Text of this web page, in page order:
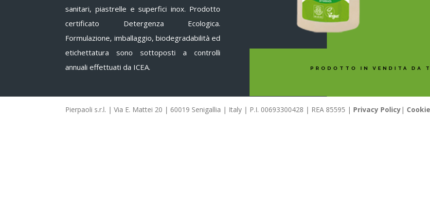
sanitari, piastrelle e superfici inox. Prodotto
certificato Detergenza Ecologica.
Formulazione, imballaggio, biodegradabilità ed
etichettatura sono sottoposti a controlli
annuali effettuati da ICEA.
PRODOTTO IN VENDITA DA
Pierpaoli s.r.l. | Via E. Mattei 20 | 60019 Senigallia | Italy | P.I. 00693300428 | REA 85595 | Privacy Policy|